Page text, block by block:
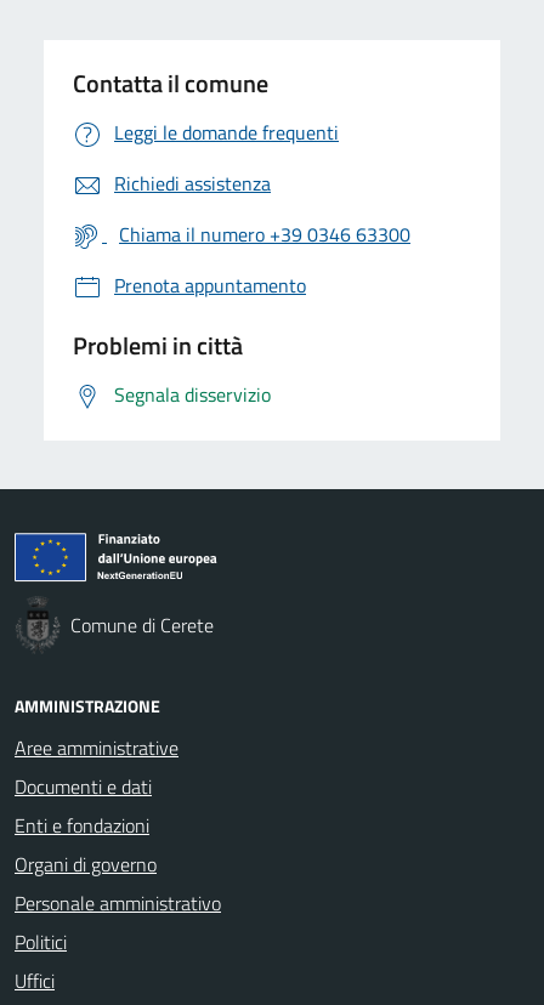
Contatta il comune
Leggi le domande frequenti
Richiedi assistenza
Chiama il numero +39 0346 63300
Prenota appuntamento
Problemi in città
Segnala disservizio
Comune di Cerete
AMMINISTRAZIONE
Aree amministrative
Documenti e dati
Enti e fondazioni
Organi di governo
Personale amministrativo
Politici
Uffici